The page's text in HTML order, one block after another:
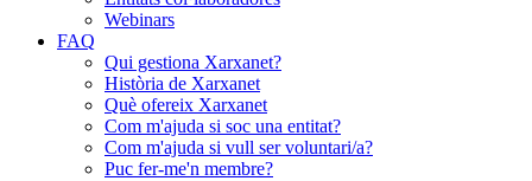
Webinars
FAQ
Qui gestiona Xarxanet?
Història de Xarxanet
Què ofereix Xarxanet
Com m'ajuda si soc una entitat?
Com m'ajuda si vull ser voluntari/a?
Puc fer-me'n membre?